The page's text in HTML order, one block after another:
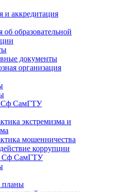
и аккредитация
об образовательной
документы
организация
Сф СамГТУ
экстремизма и
мошенничества
коррупции
Сф СамГТУ
планы